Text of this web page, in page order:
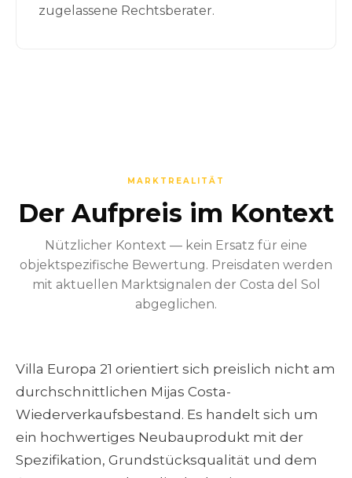
zugelassene Rechtsberater.
MARKTREALIT‌ÄT
Der Aufpreis im Kontext
Nützlicher Kontext — kein Ersatz für eine
objektspezifische Bewertung. Preisdaten werden
mit aktuellen Marktsignalen der Costa del Sol
abgeglichen.
Villa Europa 21 orientiert sich preislich nicht am
durchschnittlichen Mijas Costa-
Wiederverkaufsbestand. Es handelt sich um
ein hochwertiges Neubauprodukt mit der
Spezifikation, Grundstücksqualität und dem